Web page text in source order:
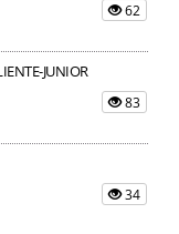
62
JUNIOR
83
34